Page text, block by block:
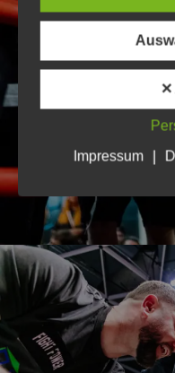
✕
Impressum
|